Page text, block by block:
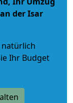
der Isar
natürlich
Ihr Budget